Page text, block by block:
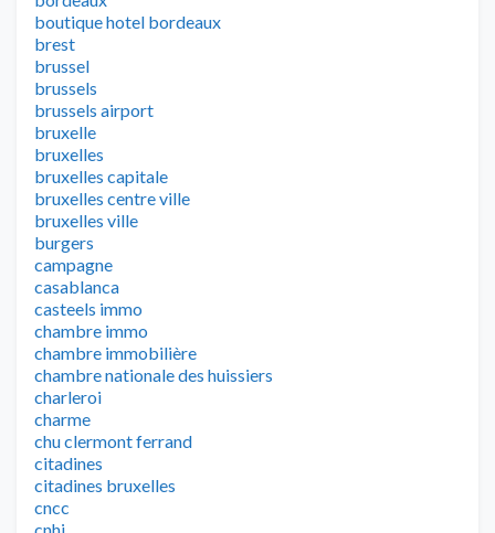
boutique hotel bordeaux
brest
brussel
brussels
brussels airport
bruxelle
bruxelles
bruxelles capitale
bruxelles centre ville
bruxelles ville
burgers
campagne
casablanca
casteels immo
chambre immo
chambre immobilière
chambre nationale des huissiers
charleroi
charme
chu clermont ferrand
citadines
citadines bruxelles
cncc